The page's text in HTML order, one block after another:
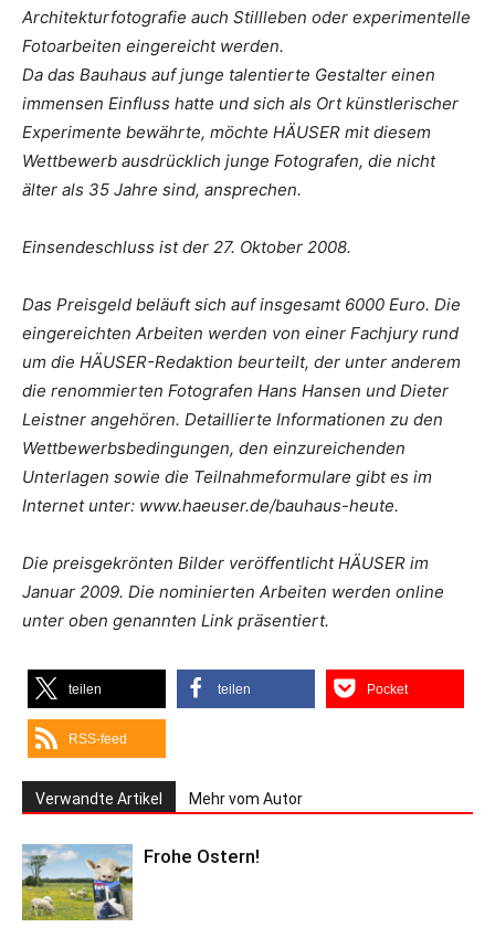
Architekturfotografie auch Stillleben oder experimentelle
Fotoarbeiten eingereicht werden.
Da das Bauhaus auf junge talentierte Gestalter einen
immensen Einfluss hatte und sich als Ort künstlerischer
Experimente bewährte, möchte HÄUSER mit diesem
Wettbewerb ausdrücklich junge Fotografen, die nicht
älter als 35 Jahre sind, ansprechen.
Einsendeschluss ist der 27. Oktober 2008.
Das Preisgeld beläuft sich auf insgesamt 6000 Euro. Die
eingereichten Arbeiten werden von einer Fachjury rund
um die HÄUSER-Redaktion beurteilt, der unter anderem
die renommierten Fotografen Hans Hansen und Dieter
Leistner angehören. Detaillierte Informationen zu den
Wettbewerbsbedingungen, den einzureichenden
Unterlagen sowie die Teilnahmeformulare gibt es im
Internet unter: www.haeuser.de/bauhaus-heute.
Die preisgekrönten Bilder veröffentlicht HÄUSER im
Januar 2009. Die nominierten Arbeiten werden online
unter oben genannten Link präsentiert.
teilen teilen Pocket
RSS-feed
Verwandte Artikel Mehr vom Autor
Frohe Ostern!